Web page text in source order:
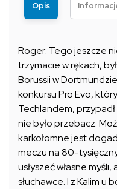
Opis
Roger: Tego jeszcze
trzymacie w rękach,
Borussii w
konkursu Pro Evo,
Techlandem, przypadł
nie było przebacz.
karkołomne jest
meczu na 80-
usłyszeć własne
słuchawce. I z Kalim u